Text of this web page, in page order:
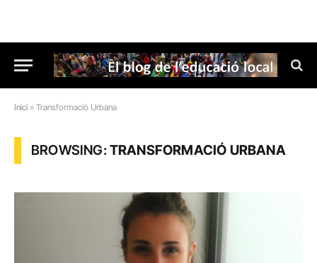
Inici » Transformació Urbana
BROWSING:TRANSFORMACIÓ URBANA